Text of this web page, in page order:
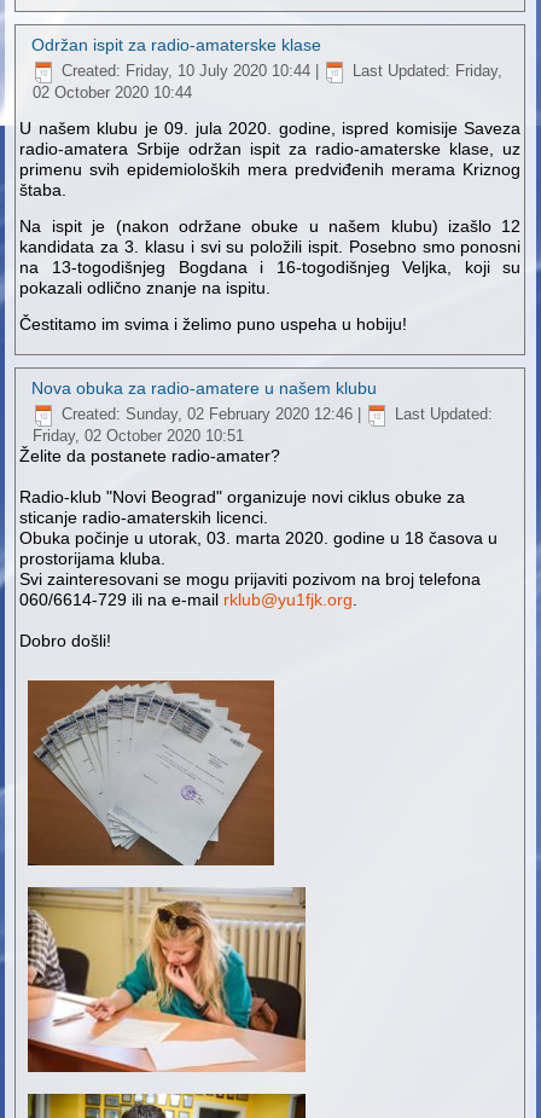
Održan ispit za radio-amaterske klase
Created: Friday, 10 July 2020 10:44
Last Updated: Friday,
02 October 2020 10:44
U našem klubu je 09. jula 2020. godine, ispred komisije Saveza
radio-amatera Srbije održan ispit za radio-amaterske klase, uz
primenu svih epidemioloških mera predviđenih merama Kriznog
štaba.
Na ispit je (nakon održane obuke u našem klubu) izašlo 12
kandidata za 3. klasu i svi su položili ispit. Posebno smo ponosni
na 13-togodišnjeg Bogdana i 16-togodišnjeg Veljka, koji su
pokazali odlično znanje na ispitu.
Čestitamo im svima i želimo puno uspeha u hobiju!
Nova obuka za radio-amatere u našem klubu
Created: Sunday, 02 February 2020 12:46
Last Updated:
Friday, 02 October 2020 10:51
Želite da postanete radio-amater?
Radio-klub "Novi Beograd" organizuje novi ciklus obuke za
sticanje radio-amaterskih licenci.
Obuka počinje u utorak, 03. marta 2020. godine u 18 časova u
prostorijama kluba.
Svi zainteresovani se mogu prijaviti pozivom na broj telefona
060/6614-729 ili na e-mail rklub@yu1fjk.org
Dobro došli!